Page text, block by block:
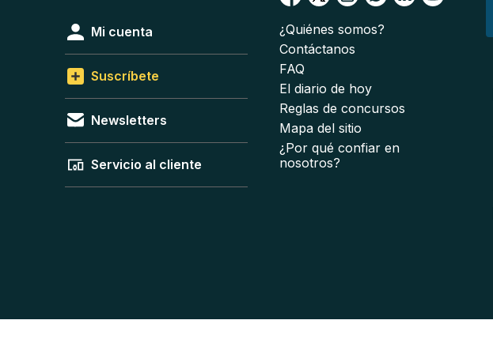
Mi cuenta
Suscríbete
Newsletters
Servicio al cliente
¿Quiénes somos?
Contáctanos
FAQ
El diario de hoy
Reglas de concursos
Mapa del sitio
¿Por qué confiar en
nosotros?